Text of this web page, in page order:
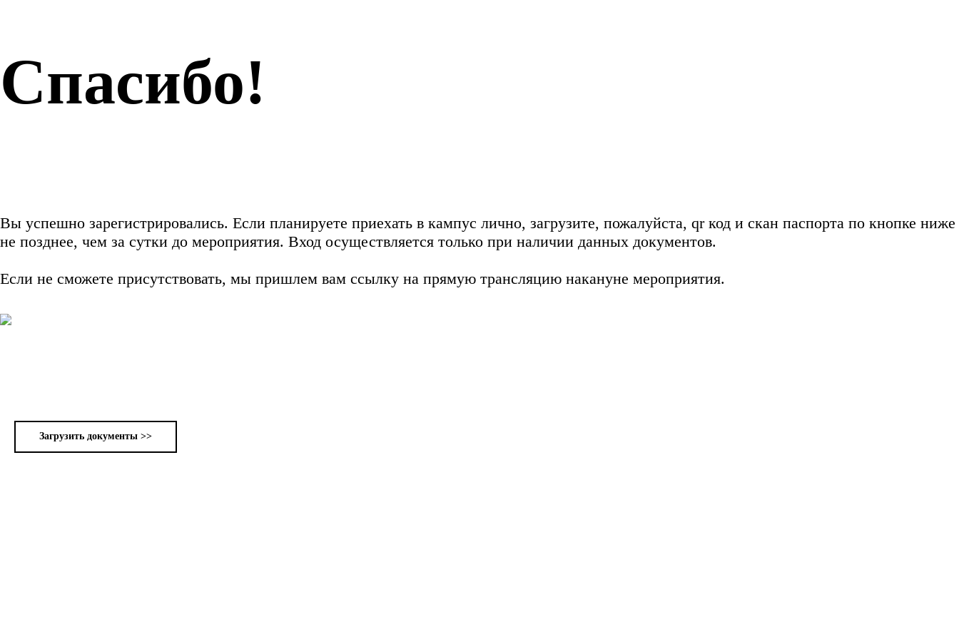
Спасибо!
Вы успешно зарегистрировались. Если планируете приехать в кампус лично, загрузите, пожалуйста, qr код и скан паспорта по кнопке ниже
не позднее, чем за сутки до мероприятия. Вход осуществляется только при наличии данных документов.
Если не сможете присутствовать, мы пришлем вам ссылку на прямую трансляцию накануне мероприятия.
Загрузить документы >>